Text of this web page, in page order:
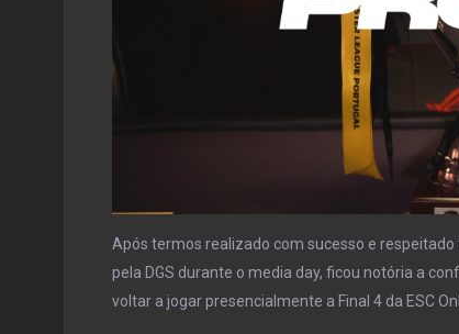
Após termos realizado com sucesso e
pela DGS durante o media day, ficou notória a
voltar a jogar presencialmente a Final 4 da ESC